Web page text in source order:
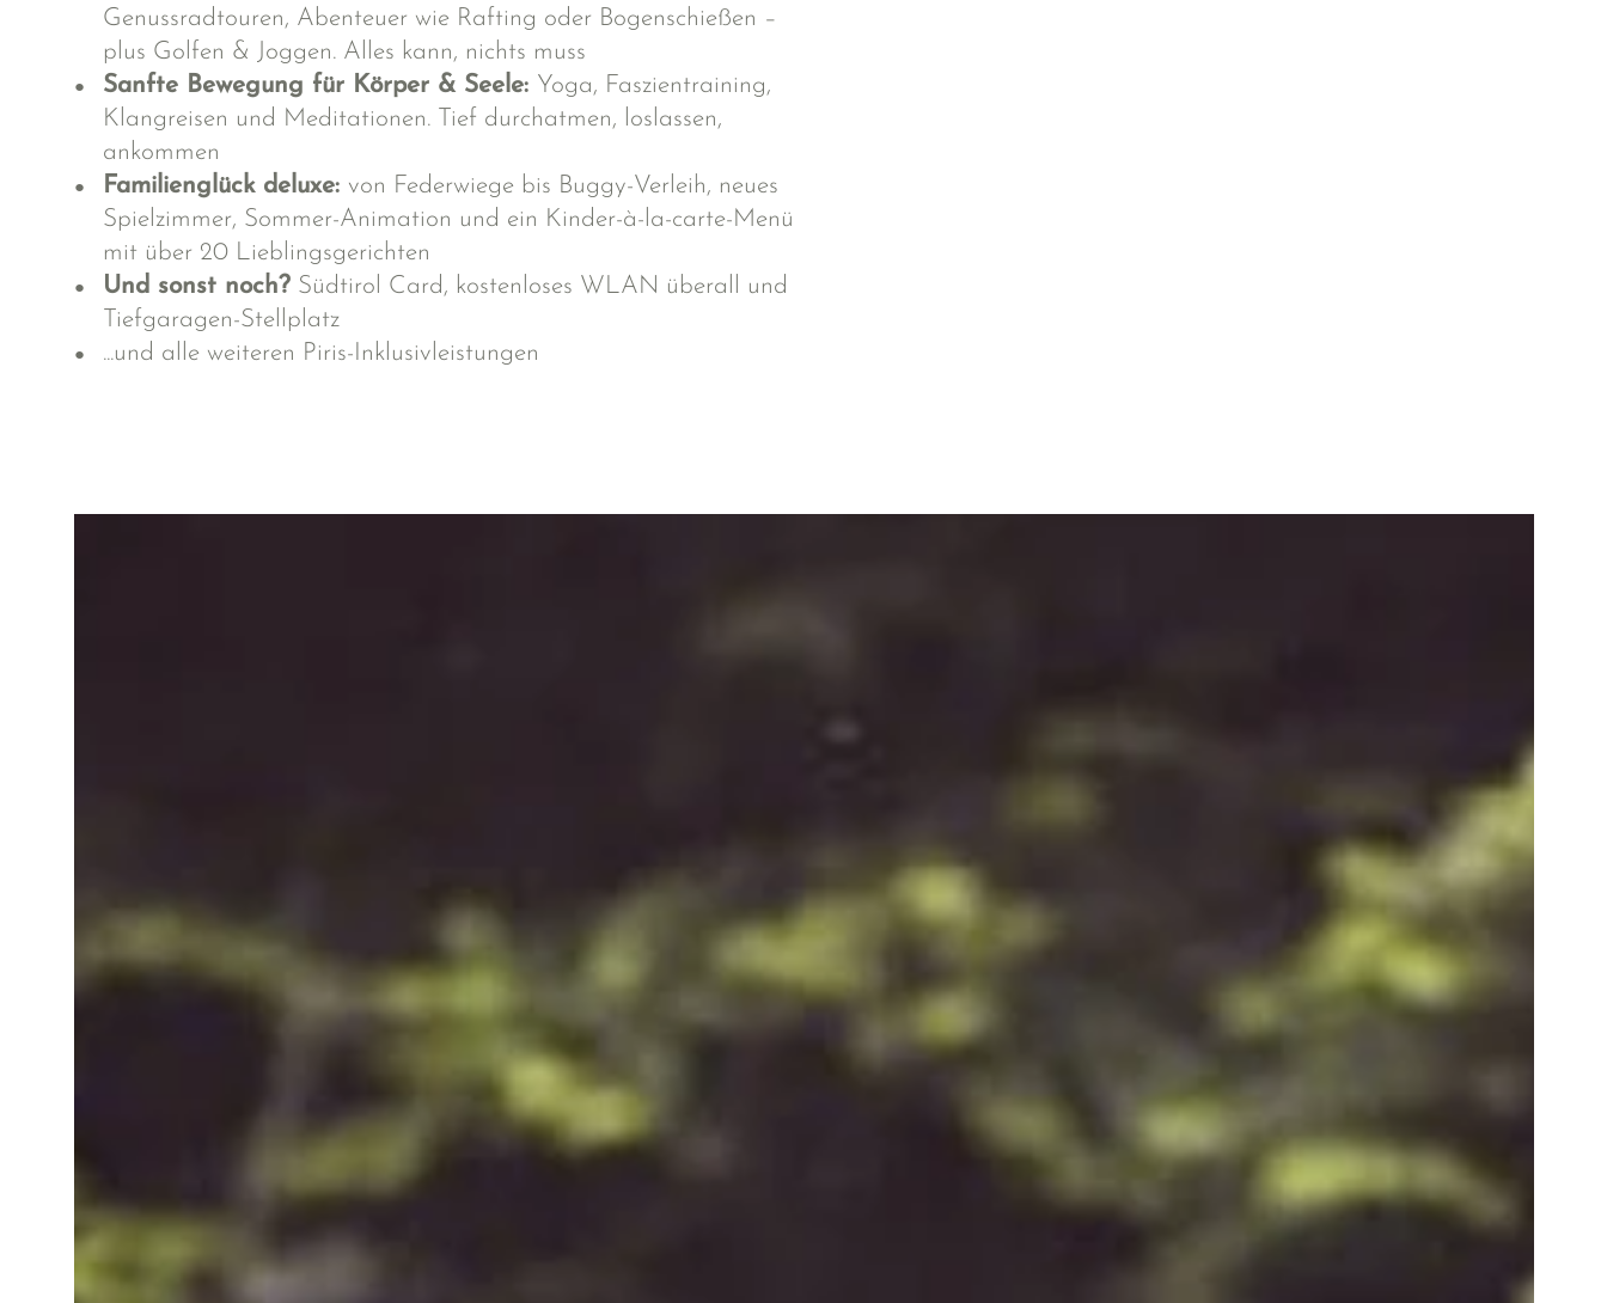
Genussradtouren, Abenteuer wie Rafting oder Bogenschießen –
plus Golfen & Joggen. Alles kann, nichts muss
Sanfte Bewegung für Körper & Seele: Yoga, Faszientraining,
Klangreisen und Meditationen. Tief durchatmen, loslassen,
ankommen
Familienglück deluxe: von Federwiege bis Buggy-Verleih, neues
Spielzimmer, Sommer-Animation und ein Kinder-à-la-carte-Menü
mit über 20 Lieblingsgerichten
Und sonst noch?Südtirol Card, kostenloses WLAN überall und
Tiefgaragen-Stellplatz
...und alle weiteren Piris-Inklusivleistungen